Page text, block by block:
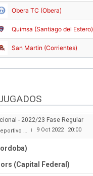
Obera TC (Obera)
Quimsa (Santiago del Estero)
San Martin (Corrientes)
- 2022/23 Fase Regular
Carlos Cerutti | 9 Oct 2022 20:00
(Capital Federal)